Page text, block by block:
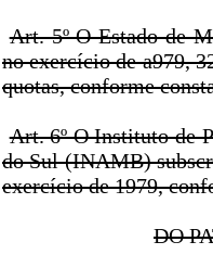
Art. 5º O Estado de
no exercício de a979,
quotas, conforme
Art. 6º O Instituto de
do Sul (INAMB)
exercício de 1979,
DO